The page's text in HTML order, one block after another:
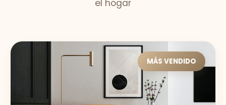
el hogar
MÁS VENDIDO